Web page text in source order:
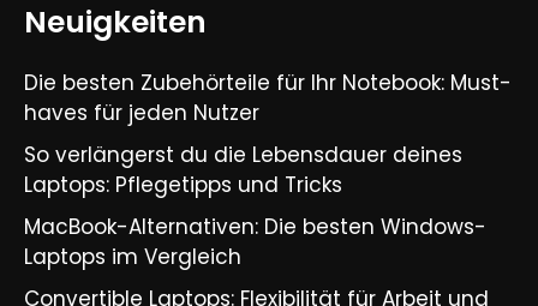
Neuigkeiten
Die besten Zubehörteile für Ihr Notebook: Must-
haves für jeden Nutzer
So verlängerst du die Lebensdauer deines
Laptops: Pflegetipps und Tricks​
MacBook-Alternativen: Die besten Windows-
Laptops im Vergleich​
Convertible Laptops: Flexibilität für Arbeit und